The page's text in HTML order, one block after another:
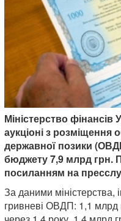
Міністерство фінансів
аукціоні з розміщення
державної позики
бюджету 7,9 млрд грн.
посиланням на
За даними
гривневі ОВДП: 1,1 млрд